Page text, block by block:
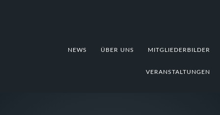
NEWS ÜBER UNS MITGLIEDERBILDER
VERANSTALTUNGEN